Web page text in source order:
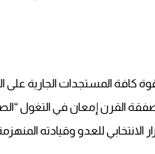
كافة المستجدات الجارية على
القرن إمعان في التغول
الانتخابي للعدو وقيادته